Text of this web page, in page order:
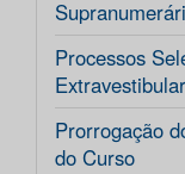
Processos
Extravestibular
Prorrogação
do Curso